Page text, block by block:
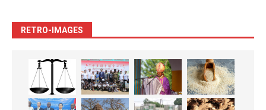
RETRO-IMAGES